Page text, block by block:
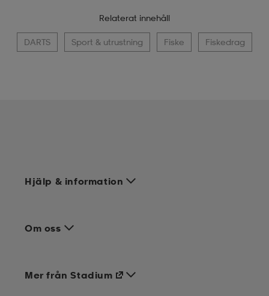
Relaterat innehåll
DARTS Sport & utrustning Fiske Fiskedrag
Hjälp & information
Om oss
Mer från Stadium